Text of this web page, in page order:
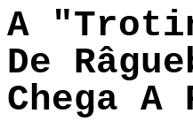
A
De
Chega